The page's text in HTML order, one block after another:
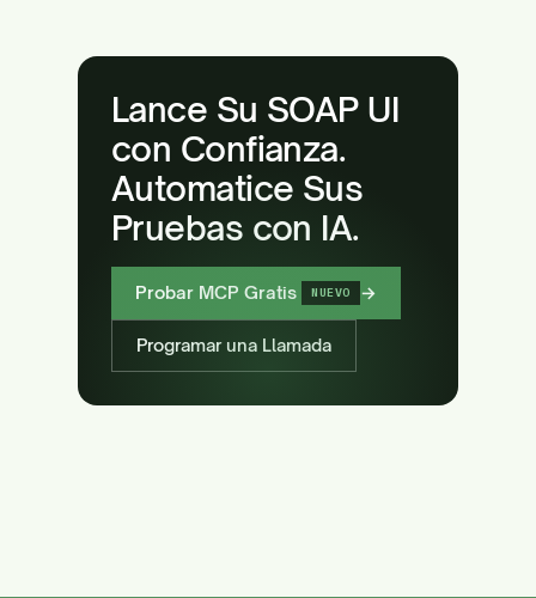
Lance Su SOAP UI
con Confianza.
Automatice Sus
Pruebas con IA.
Probar MCP Gratis NUEVO →
Programar una Llamada